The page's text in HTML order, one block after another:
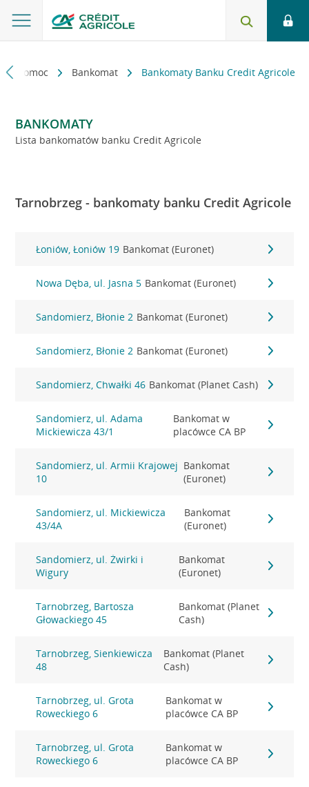
i pomoc Bankomat Bankomaty Banku Credit Agricole
BANKOMATY
Lista bankomatów banku Credit Agricole
Tarnobrzeg - bankomaty banku Credit Agricole
Łoniów, Łoniów 19 Bankomat (Euronet)
Nowa Dęba, ul. Jasna 5 Bankomat (Euronet)
Sandomierz, Błonie 2 Bankomat (Euronet)
Sandomierz, Błonie 2 Bankomat (Euronet)
Sandomierz, Chwałki 46 Bankomat (Planet Cash)
Sandomierz, ul. Adama
Mickiewicza 43/1
Bankomat w
placówce CA BP
Sandomierz, ul. Armii Krajowej
10
Bankomat
(Euronet)
Sandomierz, ul. Mickiewicza
43/4A
Bankomat
(Euronet)
Sandomierz, ul. Żwirki i
Wigury
Bankomat
(Euronet)
Tarnobrzeg, Bartosza
Głowackiego 45
Bankomat (Planet
Cash)
Tarnobrzeg, Sienkiewicza
48
Bankomat (Planet
Cash)
Tarnobrzeg, ul. Grota
Roweckiego 6
Bankomat w
placówce CA BP
Tarnobrzeg, ul. Grota
Roweckiego 6
Bankomat w
placówce CA BP